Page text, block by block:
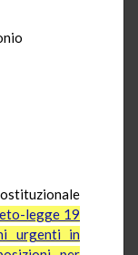
legge 19
urgenti in